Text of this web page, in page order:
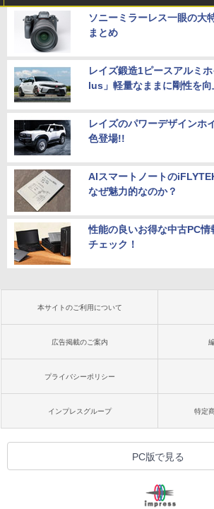
ソニーミラーレス一眼の大
まとめ
レイズ鍛造1ピースアルミ
lus」軽量なままに剛性を向
レイズのパワーデザインホ
色登場!!
AIスマートノートの
なぜ魅力的なのか？
性能の良いお得な中古PC情
チェック！
本サイトのご利用について
広告掲載のご案内
プライバシーポリシー
インプレスグループ 特定
PC版で見る